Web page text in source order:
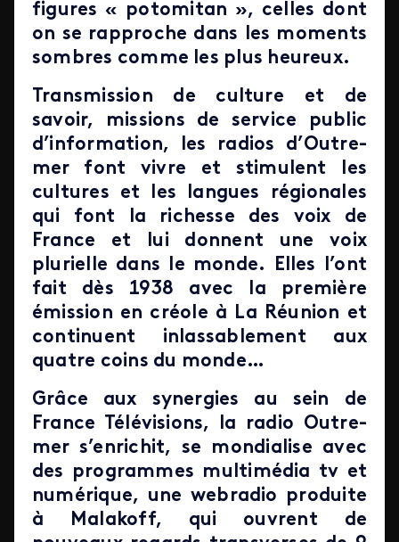
figures « potomitan », celles dont
on se rapproche dans les moments
sombres comme les plus heureux.
Transmission de culture et de
savoir, missions de service public
d’information, les radios d’Outre-
mer font vivre et stimulent les
cultures et les langues régionales
qui font la richesse des voix de
France et lui donnent une voix
plurielle dans le monde. Elles l’ont
fait dès 1938 avec la première
émission en créole à La Réunion et
continuent inlassablement aux
quatre coins du monde…
Grâce aux synergies au sein de
France Télévisions, la radio Outre-
mer s’enrichit, se mondialise avec
des programmes multimédia tv et
numérique, une webradio produite
à Malakoff, qui ouvrent de